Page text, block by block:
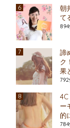
朝
て
諦
ク
果
ー
的